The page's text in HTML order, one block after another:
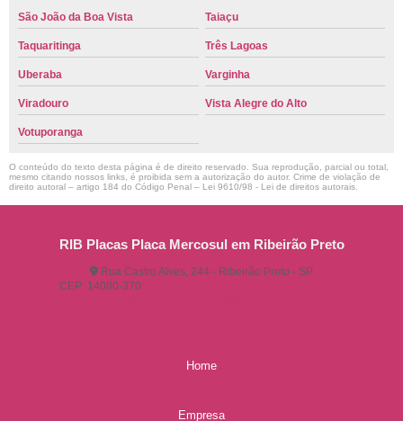
São João da Boa Vista Taiaçu
Taquaritinga Três Lagoas
Uberaba Varginha
Viradouro Vista Alegre do Alto
Votuporanga
O conteúdo do texto desta página é de direito reservado. Sua reprodução, parcial ou total,
mesmo citando nossos links, é proibida sem a autorização do autor. Crime de violação de
direito autoral – artigo 184 do Código Penal – Lei 9610/98 - Lei de direitos autorais
RIB Placas Placa Mercosul em Ribeirão Preto
Rua Castro Alves, 244 - Ribeirão Preto - SP
CEP: 14080-370
Home
Empresa